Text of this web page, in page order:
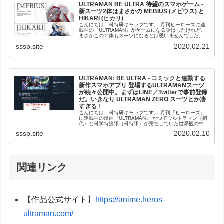
ULTRAMAN BE ULTRA 待望のスマホゲーム -
新スーツ2体はまさかの MEBIUS (メビウス) と
HIKARI (ヒカリ)
こんにちは、科特研キャップです。 月刊ヒーローズに連
載中の『ULTRAMAN』がゲームになる話はしたけれど、
まさかこの２体もスーツになるとは思いませんでした。
sssp.site 2020.02.21
ULTRAMAN: BE ULTRA - コミックと連動する
新作スマホアプリ 登場するULTRAMANスーツ
が続々公開中。まずはLINE／Twitterで事前登録
だ。いきなり ULTRAMAN ZERO スーツとか凄
すぎる！
こんにちは、科特研キャップです。 月刊『ヒーローズ』
に連載中の漫画『ULTRAMAN』 かつてウルトラマン（初
代）と科学特捜隊（科特隊）が実在していた世界観の中
sssp.site 2020.02.10
関連リンク
【作品公式サイト】 https://anime.heros-
ultraman.com/